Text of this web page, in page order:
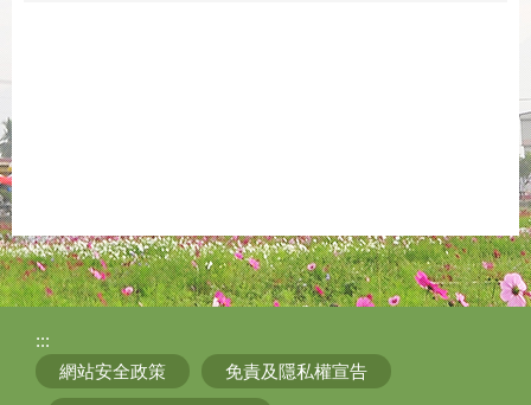
:::
網站安全政策
免責及隱私權宣告